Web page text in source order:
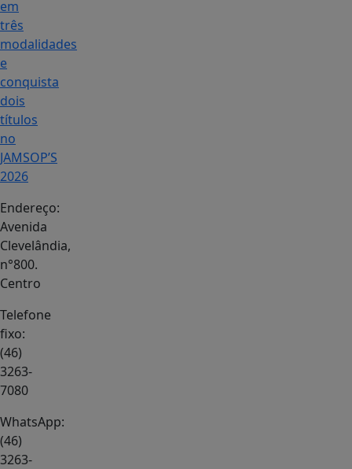
em
três
modalidades
e
conquista
dois
títulos
no
JAMSOP’S
2026
Endereço:
Avenida
Clevelândia,
n°800.
Centro
Telefone
fixo:
(46)
3263-
7080
WhatsApp:
(46)
3263-